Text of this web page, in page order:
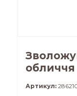
обличчя
Артикул: